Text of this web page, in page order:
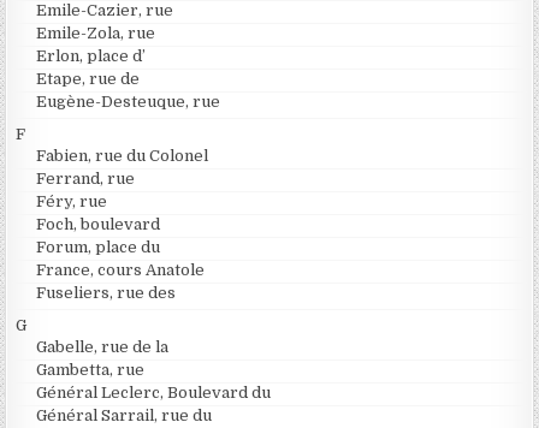
Emile-Cazier, rue
Emile-Zola, rue
Erlon, place d’
Etape, rue de
Eugène-Desteuque, rue
F
Fabien, rue du Colonel
Ferrand, rue
Féry, rue
Foch, boulevard
Forum, place du
France, cours Anatole
Fuseliers, rue des
G
Gabelle, rue de la
Gambetta, rue
Général Leclerc, Boulevard du
Général Sarrail, rue du